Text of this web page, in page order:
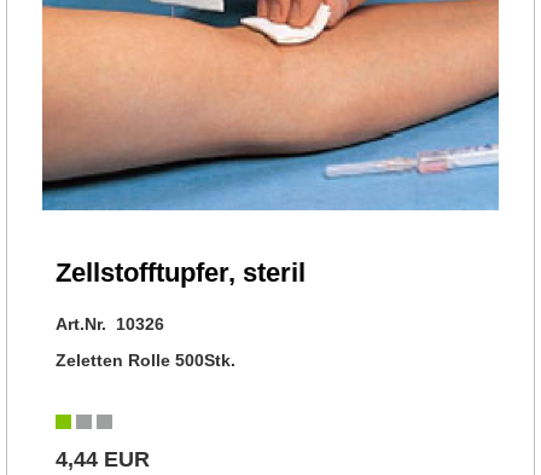
Zellstofftupfer, steril
Art.Nr. 10326
Zeletten Rolle 500Stk.
4,44 EUR